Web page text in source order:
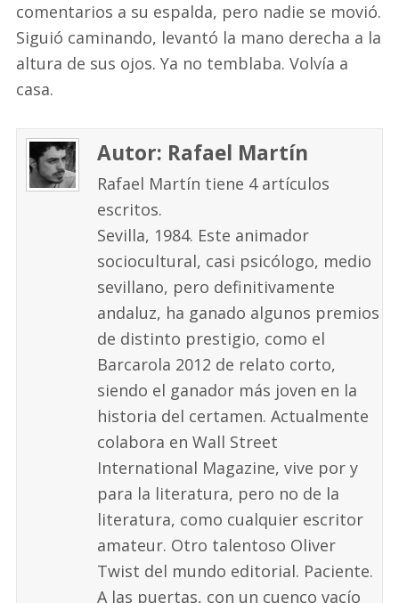
comentarios a su espalda, pero nadie se movió.
Siguió caminando, levantó la mano derecha a la
altura de sus ojos. Ya no temblaba. Volvía a
casa.
Autor: Rafael Martín
Rafael Martín tiene 4 artículos
escritos.
Sevilla, 1984. Este animador
sociocultural, casi psicólogo, medio
sevillano, pero definitivamente
andaluz, ha ganado algunos premios
de distinto prestigio, como el
Barcarola 2012 de relato corto,
siendo el ganador más joven en la
historia del certamen. Actualmente
colabora en Wall Street
International Magazine, vive por y
para la literatura, pero no de la
literatura, como cualquier escritor
amateur. Otro talentoso Oliver
Twist del mundo editorial. Paciente.
A las puertas, con un cuenco vacío